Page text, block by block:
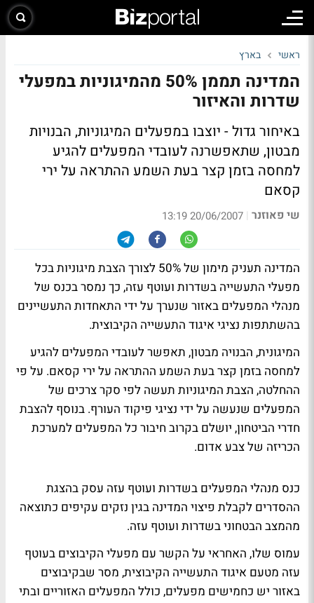
ראשי בארץ
המדינה תממן 50% מהמיגוניות במפעלי
שדרות והאיזור
באיחור גדול - יוצבו במפעלים המיגוניות, הבנויות
מבטון, שתאפשרנה לעובדי המפעלים להגיע
למחסה בזמן קצר בעת השמע ההתראה על ירי
קסאם
שי פאוזנר |
20/06/2007 13:19
המדינה תעניק מימון של 50% לצורך הצבת מיגוניות בכל
מפעלי התעשייה בשדרות ועוטף עזה, כך נמסר בכנס של
מנהלי המפעלים באזור שנערך על ידי התאחדות התעשיינים
בהשתתפות נציגי איגוד התעשייה הקיבוצית.
המיגונית, הבנויה מבטון, תאפשר לעובדי המפעלים להגיע
למחסה בזמן קצר בעת השמע ההתראה על ירי קסאם. על פי
ההחלטה, הצבת המיגוניות תעשה לפי סקר צרכים של
המפעלים שנעשה על ידי נציגי פיקוד העורף. בנוסף להצבת
חדרי הביטחון, יושלם בקרוב חיבור כל המפעלים למערכת
הכריזה של צבע אדום.
כנס מנהלי המפעלים בשדרות ועוטף עזה עסק בהצגת
ההסדרים לקבלת פיצוי המדינה בגין נזקים עקיפים כתוצאה
מהמצב הבטחוני בשדרות ועוטף עזה.
עמוס שלו, האחראי על הקשר עם מפעלי הקיבוצים בעוטף
עזה מטעם איגוד התעשייה הקיבוצית, מסר שבקיבוצים
באזור יש כחמישים מפעלים, כולל המפעלים האזוריים ובתי